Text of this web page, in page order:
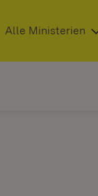
in neuem Fenster)
Alle Ministerien